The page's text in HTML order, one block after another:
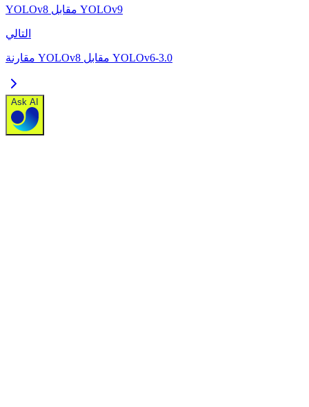
YOLOv8 مقابل YOLOv9
التالي
مقارنة YOLOv8 مقابل YOLOv6-3.0
Ask AI